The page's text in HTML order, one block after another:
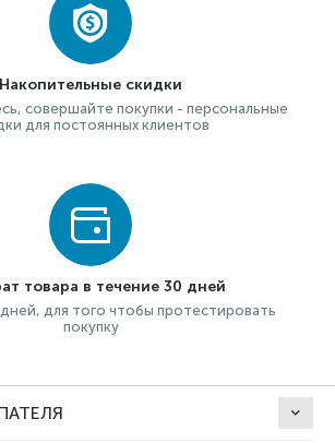
Накопительные скидки
совершайте покупки - персональные
для постоянных клиентов
товара в течение 30 дней
дней, для того чтобы протестировать
покупку